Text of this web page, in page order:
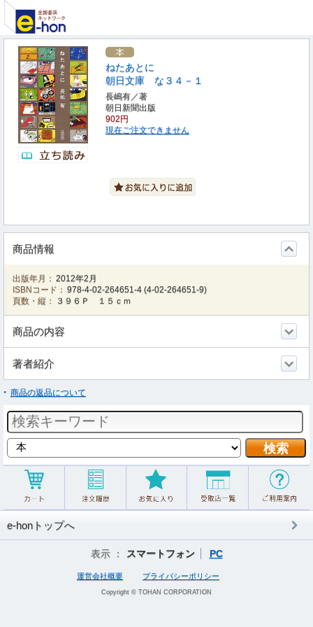
ねたあとに
朝日文庫 な３４－１
長嶋有／著
朝日新聞出版
902円
現在ご注文できません
商品情報
出版年月： 2012年2月
ISBNコード： 978-4-02-264651-4 (4-02-264651-9)
頁数・縦：
３９６Ｐ １５ｃｍ
商品の内容
著者紹介
商品の返品について
e-honトップへ
表示 ： スマートフォン PC
運営会社概要 プライバシーポリシー
Copyright © TOHAN CORPORATION